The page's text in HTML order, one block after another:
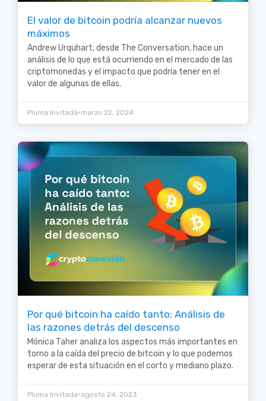
El valor de bitcoin podría alcanzar nuevos
máximos
Andrew Urquhart, desde The Conversation, hace un
análisis de lo que está ocurriendo en el mercado de las
criptomonedas y el impacto que podría tener en el
valor de algunas de ellas.
Pluma Invitada•marzo 22, 2024
Por qué bitcoin ha caído tanto: Análisis de
las razones detrás del descenso
Mónica Taher analiza los aspectos más importantes en
torno a la caída del precio de bitcoin y lo que podemos
esperar de esta situación en el corto y mediano plazo.
Pluma Invitada•agosto 24, 2023